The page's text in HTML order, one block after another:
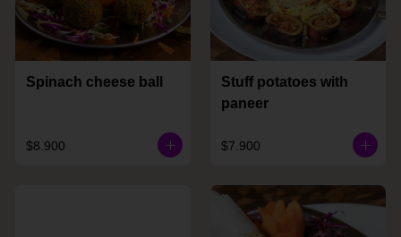
Spinach cheese ball
$8.900
Stuff potatoes with
paneer
$7.900